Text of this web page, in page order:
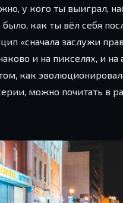
у кого ты выиграл,
как ты вёл себя
«сначала заслужи
и на пикселях, и на
как
можно почитать в